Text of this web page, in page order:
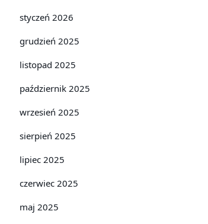
styczeń 2026
grudzień 2025
listopad 2025
październik 2025
wrzesień 2025
sierpień 2025
lipiec 2025
czerwiec 2025
maj 2025